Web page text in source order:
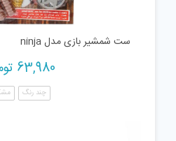
ست شمشیر بازی مدل ninja
63,980
چند رنگ